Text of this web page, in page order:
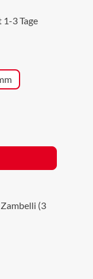
1-3 Tage
(3